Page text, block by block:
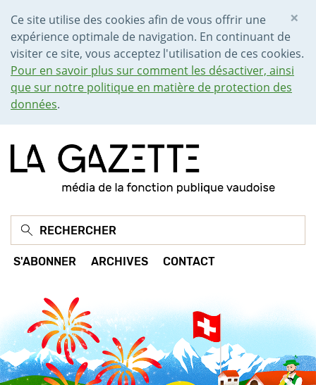
Ce site utilise des cookies afin de vous offrir une
expérience optimale de navigation. En continuant de
visiter ce site, vous acceptez l'utilisation de ces cookies.
Pour en savoir plus sur comment les désactiver, ainsi
que sur notre politique en matière de protection des
données.
×
S'ABONNER ARCHIVES CONTACT